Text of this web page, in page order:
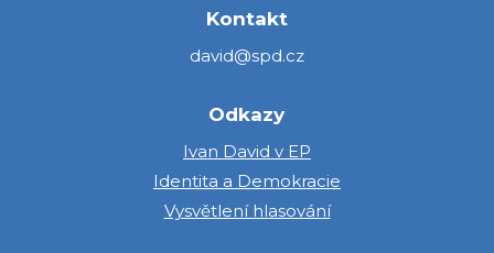
Kontakt
david@spd.cz
Odkazy
Ivan David v EP
Identita a Demokracie
Vysvětlení hlasování